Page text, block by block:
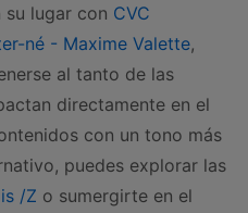
lugar con CVC
né - Maxime Valette,
al tanto de las
directamente en el
con un tono más
puedes explorar las
/Z o sumergirte en el